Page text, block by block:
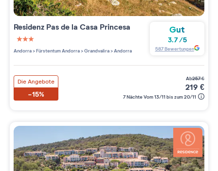
Residenz Pas de la Casa Princesa
3 étoiles sur 5
Andorra>Fürstentum Andorra>Grandvalira>Andorra
Gut
3.7/5
587Bewertungen
Die Angebote
-15%
ab257€
219 €
7 Nächte Vom 13/11 bis zum 20/11